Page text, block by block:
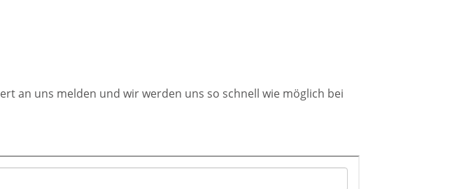
an uns melden und wir werden uns so schnell wie möglich bei